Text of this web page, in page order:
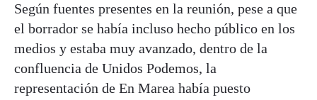
Según fuentes presentes en la reunión, pese a que
el borrador se había incluso hecho público en los
medios y estaba muy avanzado, dentro de la
confluencia de Unidos Podemos, la
representación de En Marea había puesto